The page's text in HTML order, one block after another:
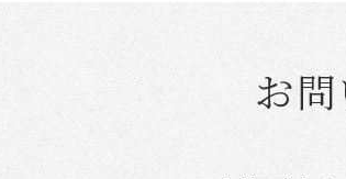
お